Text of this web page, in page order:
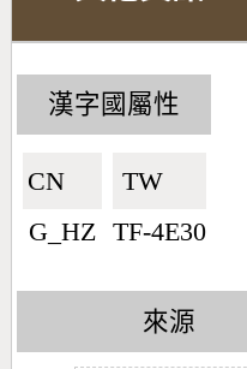
漢字國屬性
CN🇨🇳
G_HZ
TW🇹🇼
TF-4E30
來源